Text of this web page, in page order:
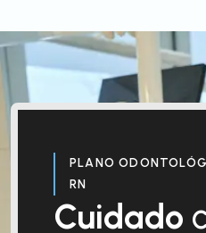
PLANO
RN
Cuidado